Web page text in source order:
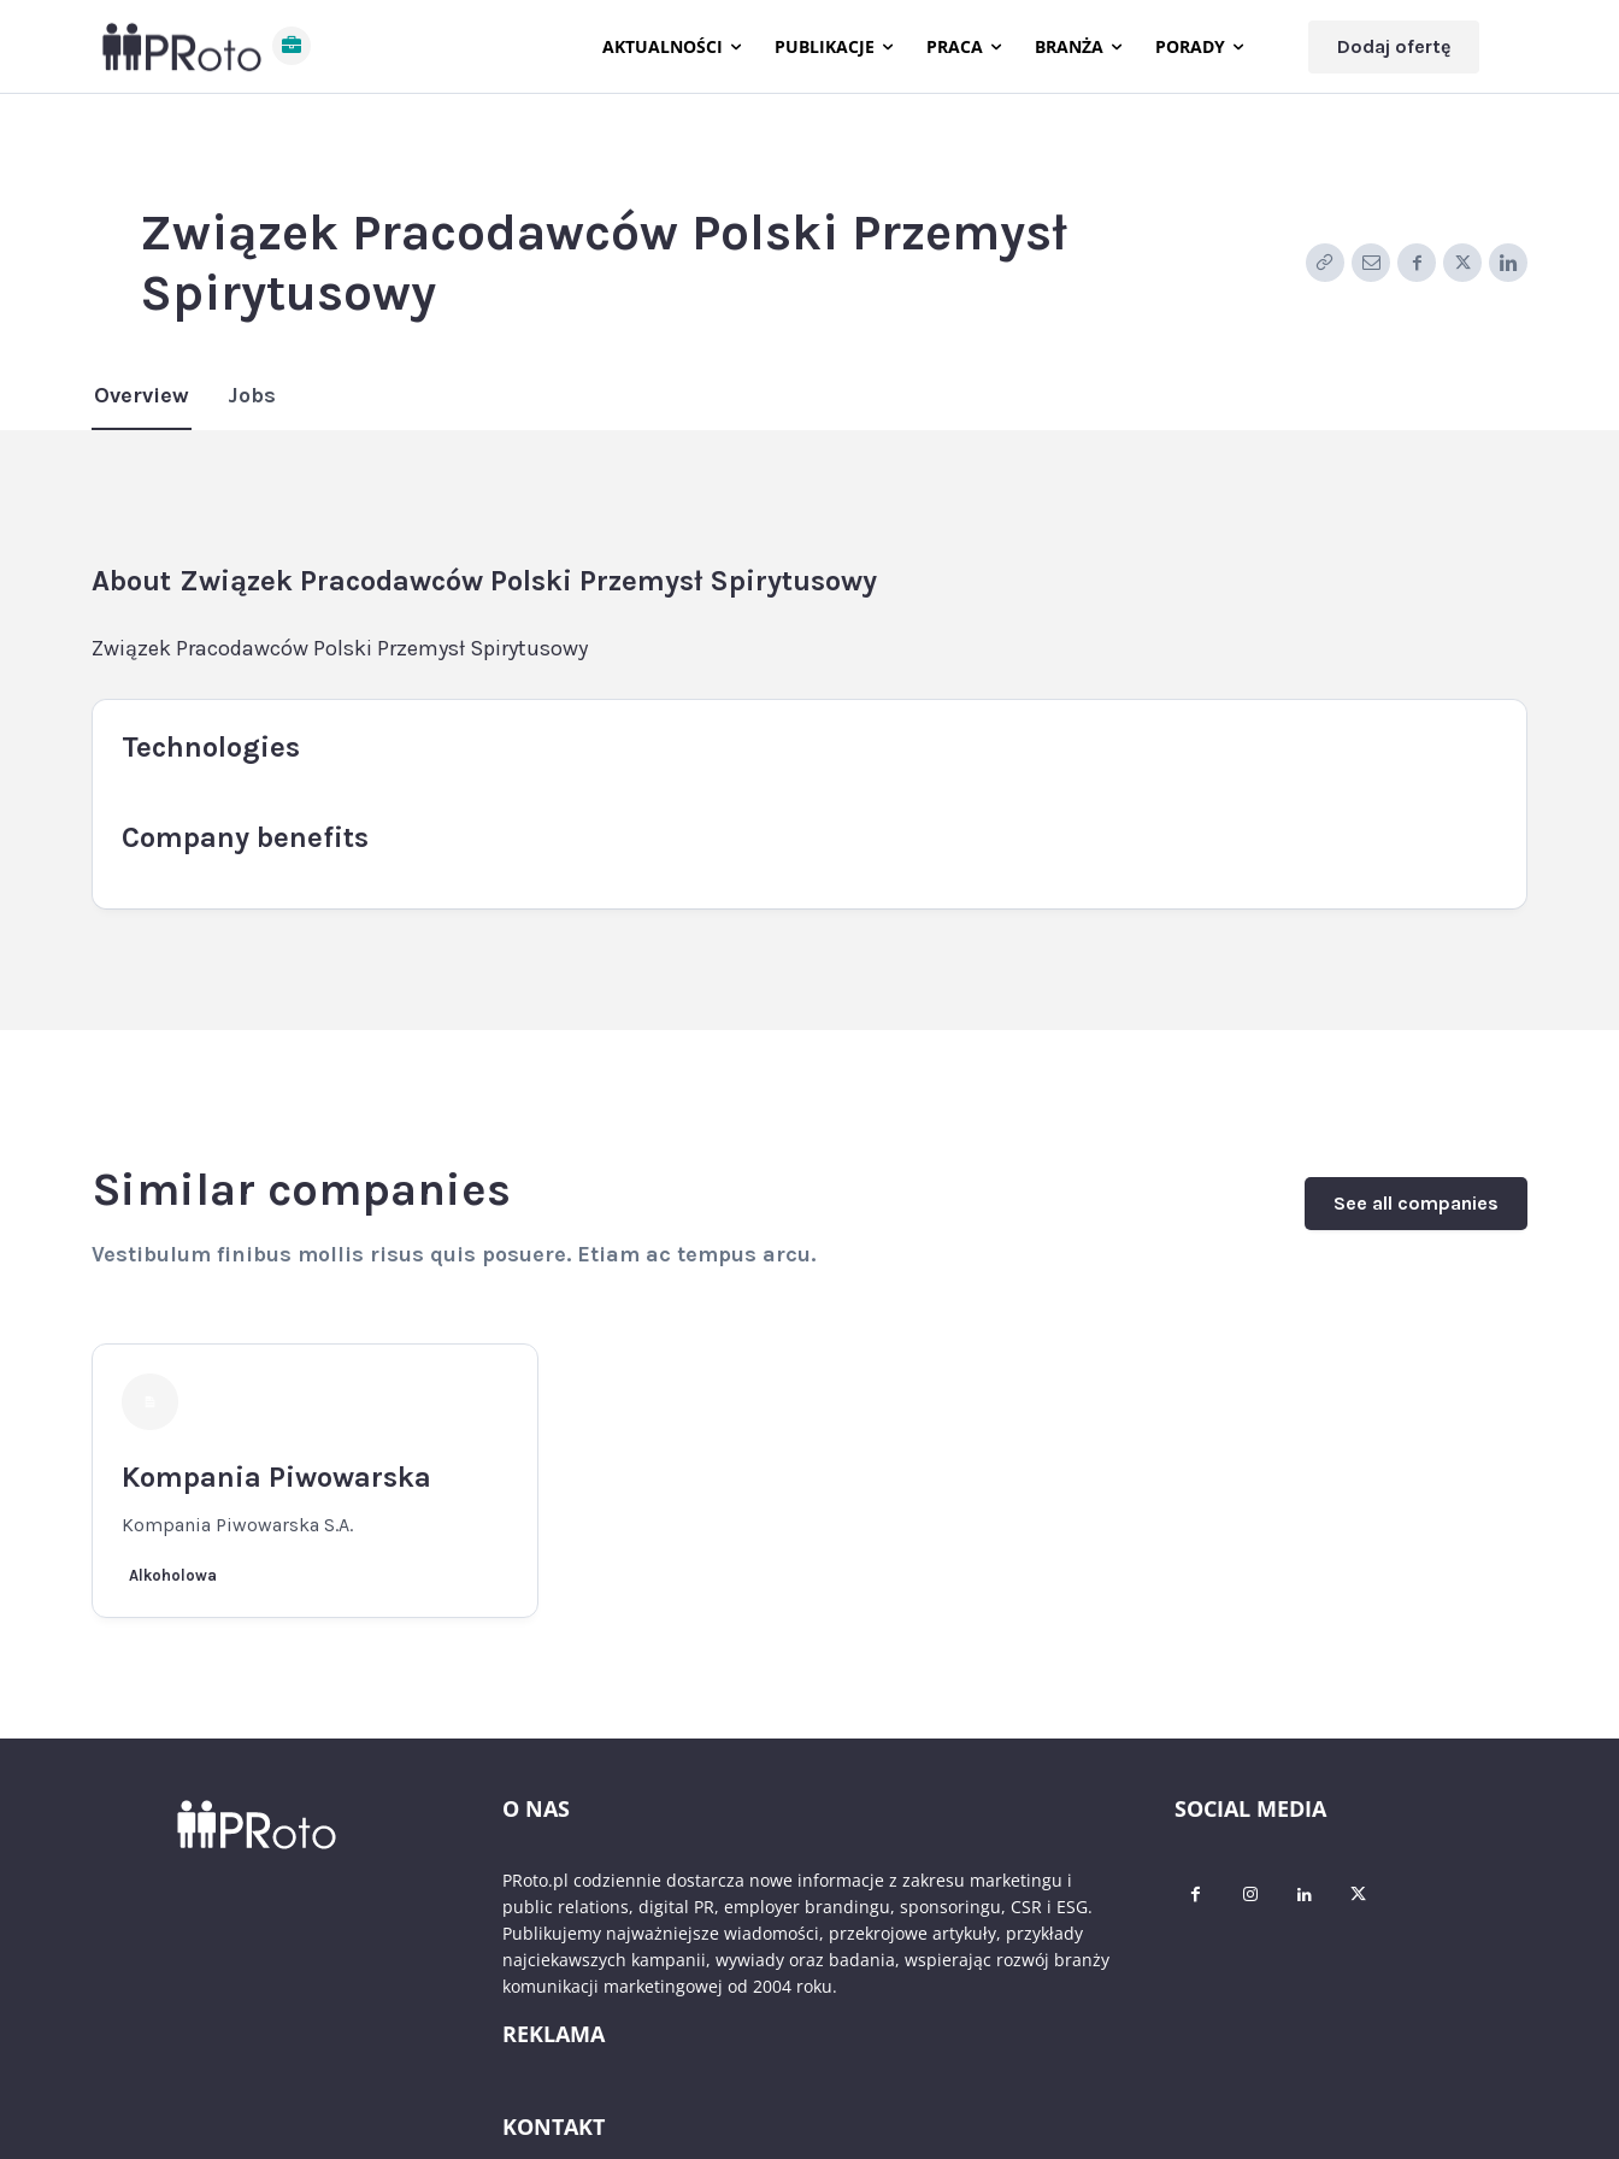
AKTUALNOŚCI PUBLIKACJE PRACA BRANŻA PORADY Dodaj ofertę
Związek Pracodawców Polski Przemysł
Spirytusowy
Overview Jobs
About Związek Pracodawców Polski Przemysł Spirytusowy
Związek Pracodawców Polski Przemysł Spirytusowy
Technologies
Company benefits
Similar companies
Vestibulum finibus mollis risus quis posuere. Etiam ac tempus arcu.
See all companies
Kompania Piwowarska
Kompania Piwowarska S.A.
Alkoholowa
O NAS
PRoto.pl codziennie dostarcza nowe informacje z zakresu marketingu i
public relations, digital PR, employer brandingu, sponsoringu, CSR i ESG.
Publikujemy najważniejsze wiadomości, przekrojowe artykuły, przykłady
najciekawszych kampanii, wywiady oraz badania, wspierając rozwój branży
komunikacji marketingowej od 2004 roku.
REKLAMA
KONTAKT
SOCIAL MEDIA